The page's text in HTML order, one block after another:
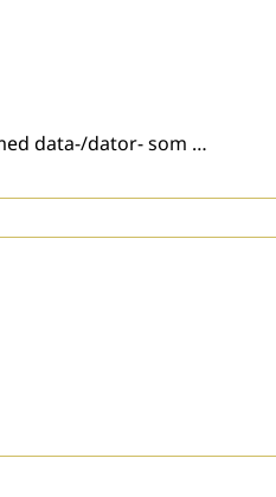
data-/dator- som …